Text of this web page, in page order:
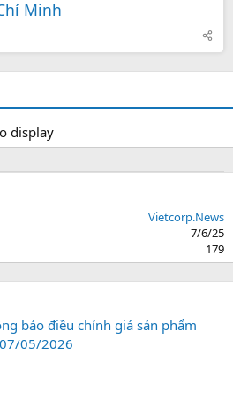
Minh
display
Vietcorp.News
7/6/25
179
báo điều chỉnh giá sản phẩm
05/2026